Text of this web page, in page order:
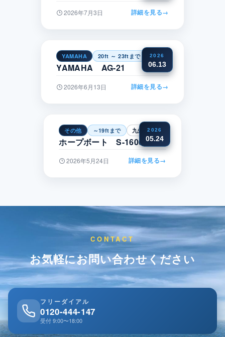
2026年7月3日 詳細を見る→
2026
06.13
YAMAHA 20ft ～ 23ftまで 中部
YAMAHA AG-21
2026年6月13日 詳細を見る→
2026
05.24
その他 ～19ftまで 九州・沖縄
ホープボート S-1600CC
2026年5月24日 詳細を見る→
CONTACT
お気軽にお問い合わせください
フリーダイアル
0120-444-147
受付 9:00〜18:00